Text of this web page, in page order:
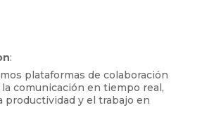
:
plataformas de colaboración
comunicación en tiempo real,
productividad y el trabajo en